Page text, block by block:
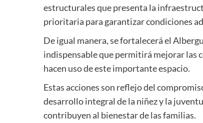
estructurales que presenta la
prioritaria para garantizar condiciones
De igual manera, se fortalecerá el
indispensable que permitirá mejorar las
hacen uso de este importante espacio.
Estas acciones son reflejo del
desarrollo integral de la niñez y la
contribuyen al bienestar de las familias.